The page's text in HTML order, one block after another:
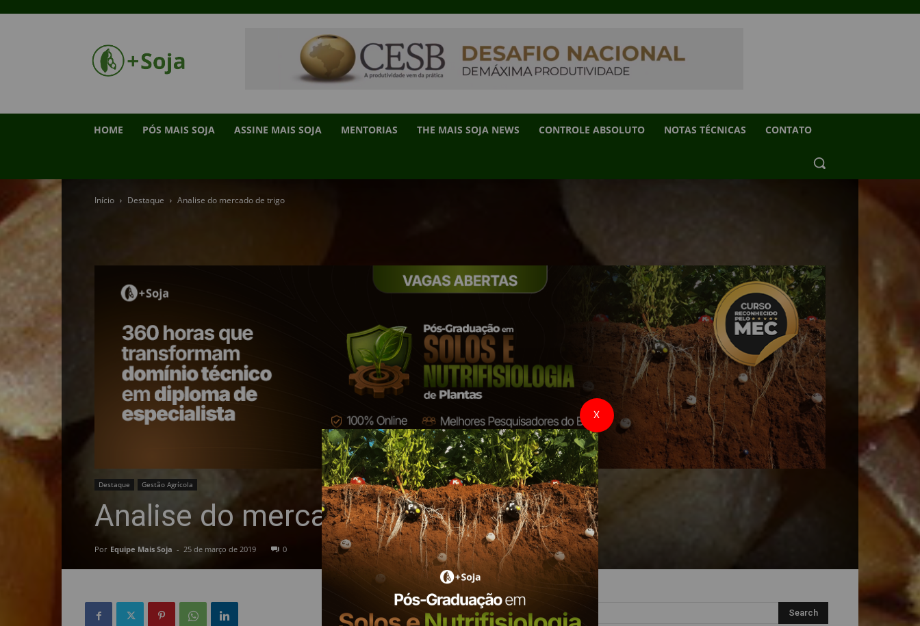
HOME PÓS MAIS SOJA ASSINE MAIS SOJA MENTORIAS THE MAIS SOJA NEWS CONTROLE ABSOLUTO NOTAS TÉCNICAS CONTATO
Início Destaque Analise do mercado de trigo
Destaque Gestão Agrícola
Analise do mercado de trigo
Por Equipe Mais Soja - 25 de março de 2019 0
X